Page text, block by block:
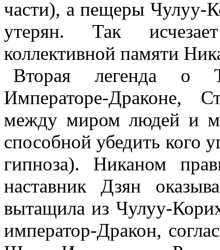
части), а пещеры Чулуу-
утерян. Так
коллективной памяти
Вторая легенда о
Императоре-Драконе,
между миром людей и
способной убедить кого
гипноза). Никаном
наставникДзян
вытащила из Чулуу-
император-Дракон,